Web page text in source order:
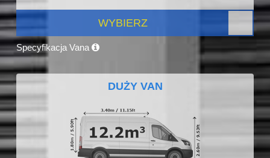
WYBIERZ
Specyfikacja Vana
DUŻY VAN